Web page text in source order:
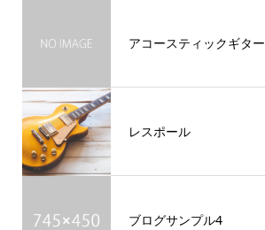
アコースティックギター
レスポール
ブログサンプル4